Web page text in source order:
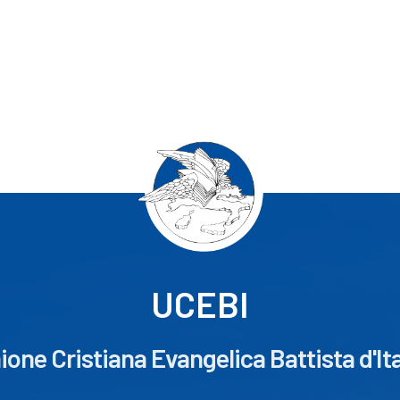
UCEBI
Cristiana Evangelica Battista